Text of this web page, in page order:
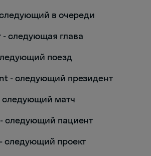
в очереди
следующая глава
поезд
- следующий президент
следующий матч
следующий пациент
следующий проект